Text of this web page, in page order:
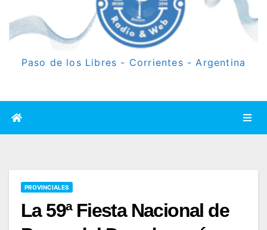
Paso de los Libres - Corrientes - Argentina
PROVINCIALES
La 59ª Fiesta Nacional de